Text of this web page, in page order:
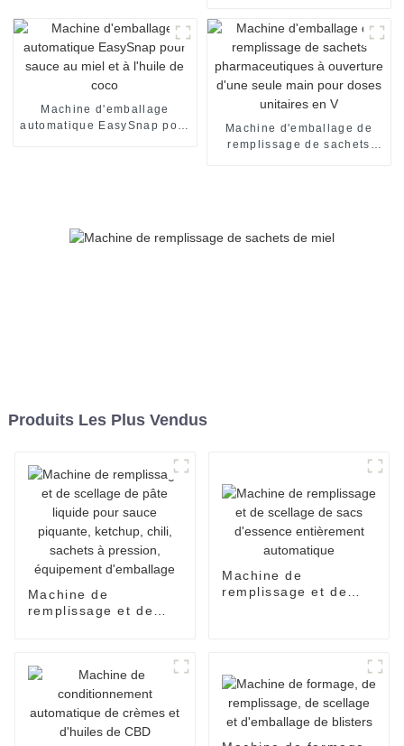
ouverture facile à une main
Machine d'emballage
automatique EasySnap pour
Machine d'emballage de
remplissage de sachets
Produits Les Plus Vendus
Machine de
remplissage et de
chili, sachets à
pression, équipement
d'emballage
Machine de
remplissage et de